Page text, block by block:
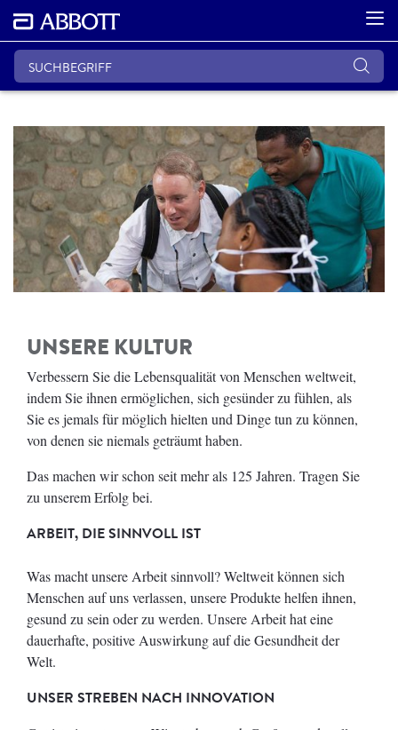
UNSERE KULTUR
Verbessern Sie die Lebensqualität von Menschen weltweit,
indem Sie ihnen ermöglichen, sich gesünder zu fühlen, als
Sie es jemals für möglich hielten und Dinge tun zu können,
von denen sie niemals geträumt haben.
Das machen wir schon seit mehr als 125 Jahren. Tragen Sie
zu unserem Erfolg bei.
ARBEIT, DIE SINNVOLL IST
Was macht unsere Arbeit sinnvoll? Weltweit können sich
Menschen auf uns verlassen, unsere Produkte helfen ihnen,
gesund zu sein oder zu werden. Unsere Arbeit hat eine
dauerhafte, positive Auswirkung auf die Gesundheit der
Welt.
UNSER STREBEN NACH INNOVATION